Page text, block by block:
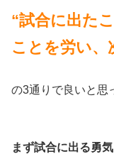
“試合に出た
ことを労い、
の3通りで良いと思
まず試合に出る勇